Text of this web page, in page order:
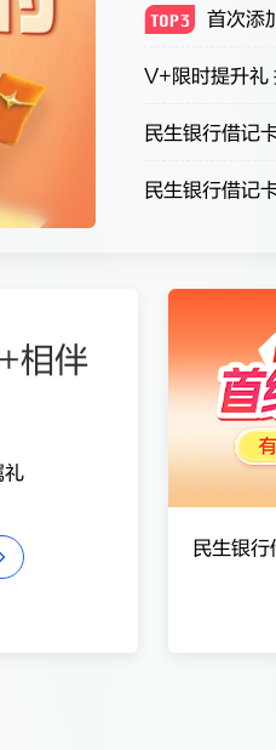
续两年 MSCI ESG评级
首次添加
V+限时提升礼
民生银行借记
相伴
礼
民生银